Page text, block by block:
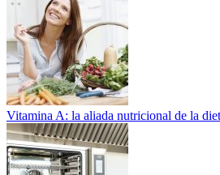
Vitamina A: la aliada nutricional de la